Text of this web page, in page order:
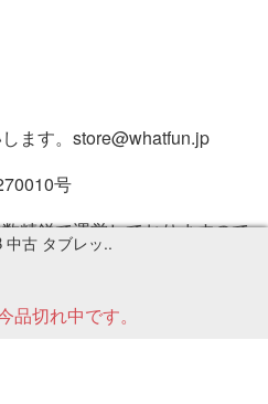
中古 タブレッ..
切れ中です。
ます。store@whatfun.jp
号
精鋭で運営しておりますので
ルフォームでお願いします。
話でも対応させていただきま